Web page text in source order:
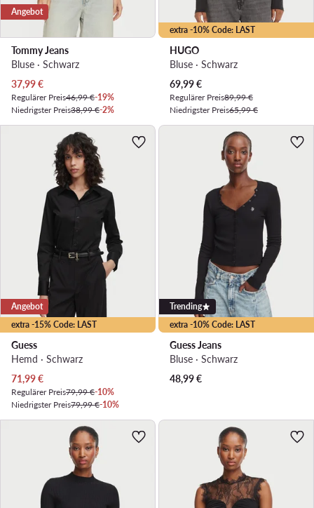
Angebot
Tommy Jeans
Bluse · Schwarz
Aktueller Preis
37,99€
Regulärer Preis46,99 €-19%
Niedrigster Preis38,99 €-2%
extra -10% Code: LAST
HUGO
Bluse · Schwarz
Aktueller Preis
69,99€
Regulärer Preis89,99 €
Niedrigster Preis65,99 €
extra -15% Code: LAST
Angebot
Guess
Hemd · Schwarz
Aktueller Preis
71,99€
Regulärer Preis79,99 €-10%
Niedrigster Preis79,99 €-10%
extra -10% Code: LAST
Trending
Guess Jeans
Bluse · Schwarz
48,99€